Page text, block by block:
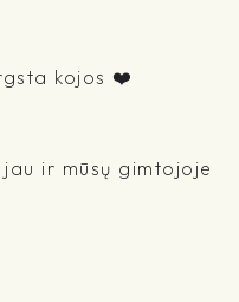
kojos ❤️
ir mūsų gimtojoje